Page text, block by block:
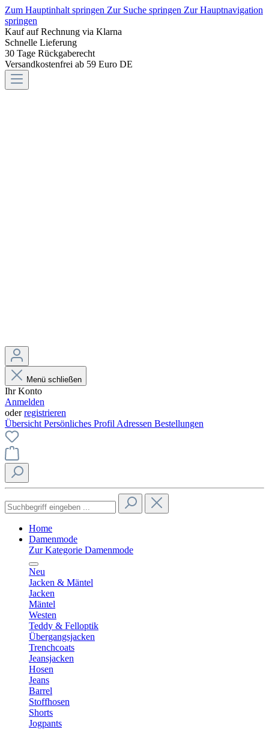
Zum Hauptinhalt springen Zur Suche springen Zur Hauptnavigation
springen
Kauf auf Rechnung via Klarna
Schnelle Lieferung
30 Tage Rückgaberecht
Versandkostenfrei ab 59 Euro DE
Menü schließen
Ihr Konto
Anmelden
oderregistrieren
Übersicht Persönliches Profil Adressen Bestellungen
Home
Damenmode
Zur Kategorie Damenmode
Neu
Jacken & Mäntel
Jacken
Mäntel
Westen
Teddy & Felloptik
Übergangsjacken
Trenchcoats
Jeansjacken
Hosen
Jeans
Barrel
Stoffhosen
Shorts
Jogpants